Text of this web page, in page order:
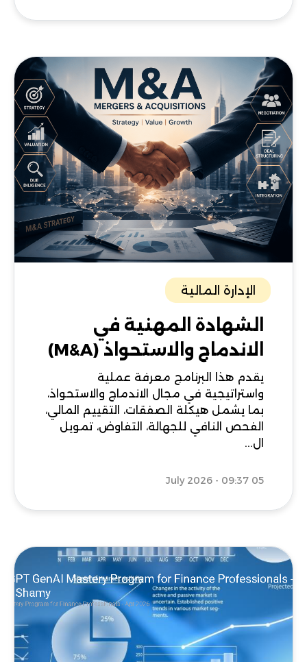
الإدارة المالية
الشهادة المهنية في
الاندماج والاستحواذ (M&A)
يقدم هذا البرنامج معرفة عملية
واستراتيجية في مجال الاندماج والاستحواذ،
بما يشمل هيكلة الصفقات، التقييم المالي،
الفحص النافي للجهالة، التفاوض، تمويل
ال...
05 July 2026 - 09:37